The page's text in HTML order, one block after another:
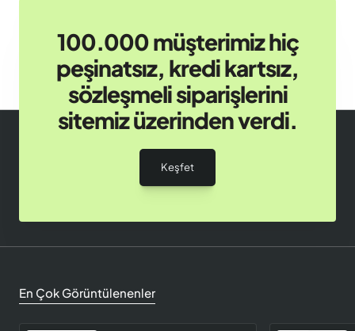
100.000 müşterimiz hiç
peşinatsız, kredi kartsız,
sözleşmeli siparişlerini
sitemiz üzerinden verdi.
Keşfet
En Çok Görüntülenenler